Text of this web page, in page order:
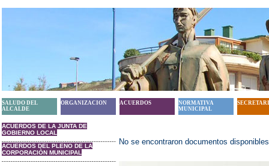
SALUDO DEL
ALCALDE
ORGANIZACION ACUERDOS
NORMATIVA
MUNICIPAL
ACUERDOS DE LA JUNTA DE
GOBIERNO LOCAL
ACUERDOS DEL PLENO DE LA
CORPORACIÒN MUNICIPAL
No se encontraron documentos